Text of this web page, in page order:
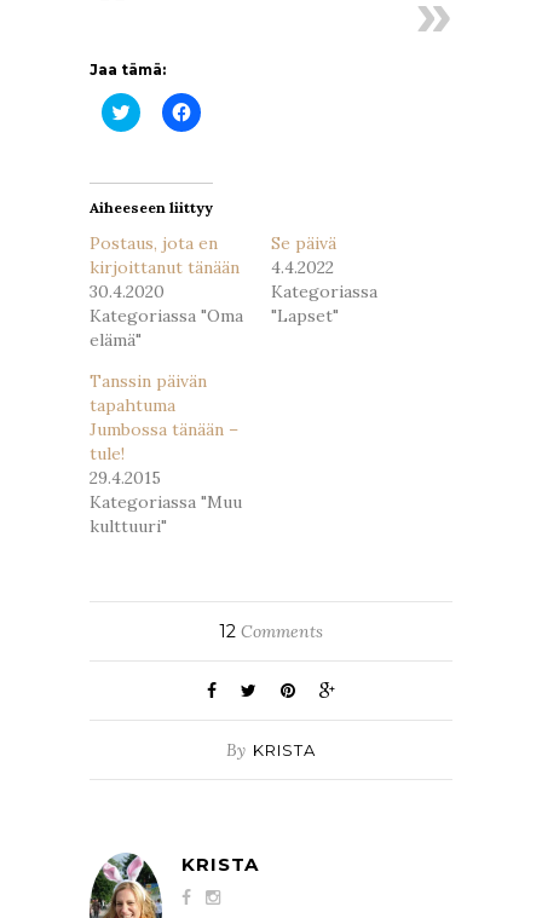
Jaa tämä:
Jaa
Twitterissä(Avautuu
Jaa
Facebookissa(Avautuu
Aiheeseen liittyy
Postaus, jota en
kirjoittanut tänään
30.4.2020
Kategoriassa "Oma
elämä"
Se päivä
4.4.2022
Kategoriassa
"Lapset"
Tanssin päivän
tapahtuma
Jumbossa tänään –
tule!
29.4.2015
Kategoriassa "Muu
kulttuuri"
12 Comments
By KRISTA
KRISTA